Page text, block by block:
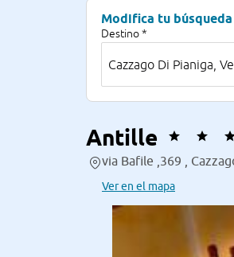
Modifica tu búsqueda
Destino *
Antille
via Bafile ,369 ,
Ver en el mapa